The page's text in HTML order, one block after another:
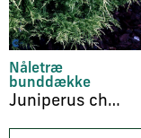
Nåletræ
bunddække
Juniperus chinensis ‘Gold Coast’